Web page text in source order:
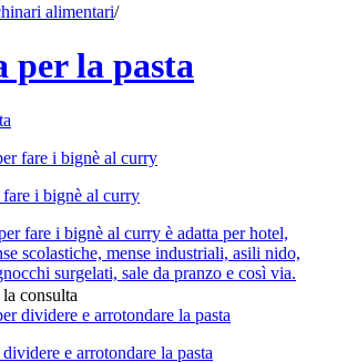
alimentari/
per la pasta
i bignè al curry
fare i bignè al curry è adatta per hotel,
scolastiche, mense industriali, asili nido,
surgelati, sale da pranzo e così via.
consulta
e arrotondare la pasta